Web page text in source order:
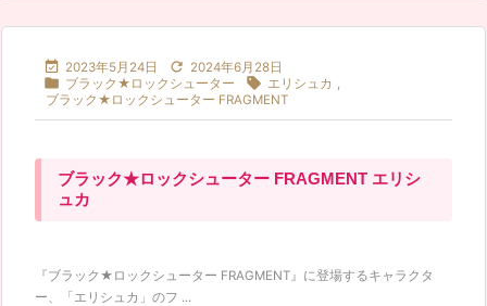
 2023年5月24日  2024年6月28日
 ブラック★ロックシューター  エリシュカ ,
ブラック★ロックシューター FRAGMENT
ブラック★ロックシューター FRAGMENT エリシ
ュカ
『ブラック★ロックシューター FRAGMENT』に登場するキャラクタ
ー、「エリシュカ」のフ ...